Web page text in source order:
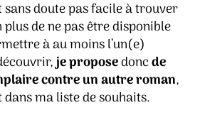
sans doute pas facile à trouver
de ne pas être disponible
à au moins l’un(e)
je proposedoncde
contre un autre roman,
ma liste de souhaits.